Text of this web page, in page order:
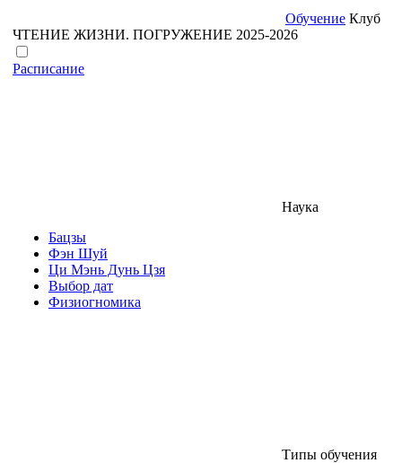
Обучение Клуб
ЧТЕНИЕ ЖИЗНИ. ПОГРУЖЕНИЕ 2025-2026
Расписание
Наука
Бацзы
Фэн Шуй
Ци Мэнь Дунь Цзя
Выбор дат
Физиогномика
Типы обучения